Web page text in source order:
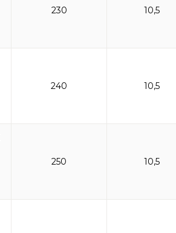
230 10,5
240 10,5
250 10,5